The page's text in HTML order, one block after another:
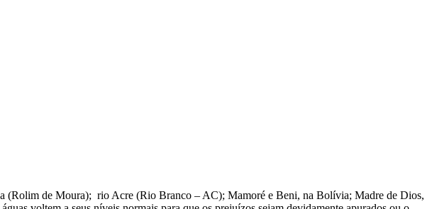
(Rolim de Moura); rio Acre (Rio Branco – AC); Mamoré e Beni, na Bolívia; Madre de Dios,